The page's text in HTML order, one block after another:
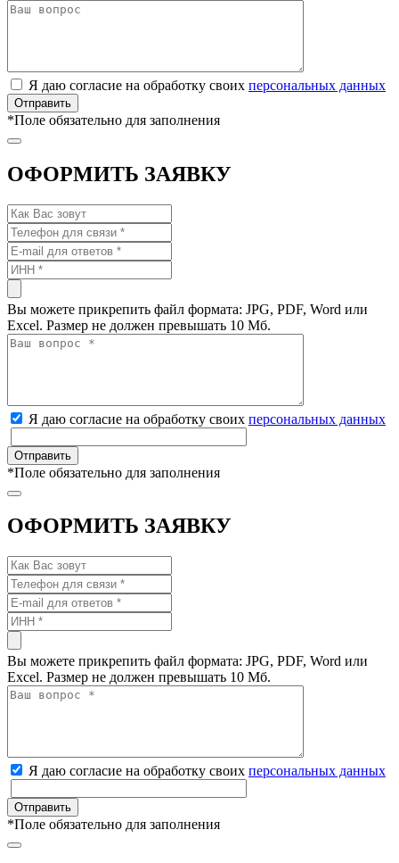
Я даю согласие на обработку своих персональных данных
*Поле обязательно для заполнения
ОФОРМИТЬ ЗАЯВКУ
Вы можете прикрепить файл формата: JPG, PDF, Word или
Excel. Размер не должен превышать 10 Мб.
Я даю согласие на обработку своих персональных данных
*Поле обязательно для заполнения
ОФОРМИТЬ ЗАЯВКУ
Вы можете прикрепить файл формата: JPG, PDF, Word или
Excel. Размер не должен превышать 10 Мб.
Я даю согласие на обработку своих персональных данных
*Поле обязательно для заполнения